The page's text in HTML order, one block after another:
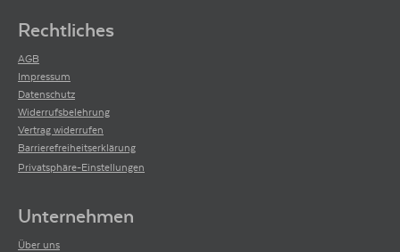
Rechtliches
AGB
Impressum
Datenschutz
Widerrufsbelehrung
Vertrag widerrufen
Barrierefreiheitserklärung
Privatsphäre-Einstellungen
Unternehmen
Über uns